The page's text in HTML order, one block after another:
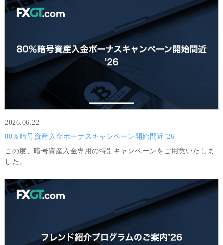
2026.06.22
80％暗号資産入金ボーナスキャンペーン開始間近’26
この度、暗号資産入金専用の特別キャンペーンをご用意いたしま
した。